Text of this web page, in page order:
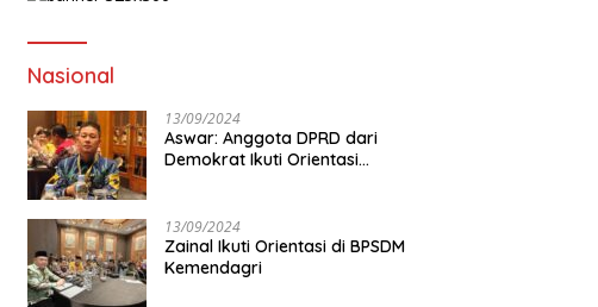
Profesional dan Humanis
Nasional
13/09/2024
Aswar: Anggota DPRD dari
Demokrat Ikuti Orientasi
13/09/2024
Zainal Ikuti Orientasi di BPSDM
Kemendagri